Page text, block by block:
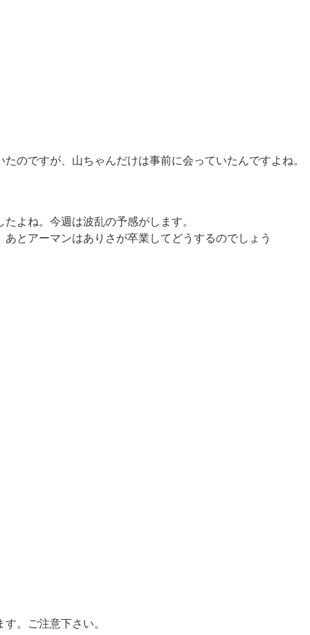
のですが、山ちゃんだけは事前に会っていたんですよね。
よね。今週は波乱の予感がします。
とアーマンはありさが卒業してどうするのでしょう
。ご注意下さい。